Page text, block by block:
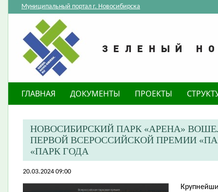
Муниципальный портал г. Новосибирска
ГЛАВНАЯ ДОКУМЕНТЫ ПРОЕКТЫ
НОВОСИБИРСКИЙ ПАРК «АРЕНА»
ПЕРВОЙ ВСЕРОССИЙСКОЙ ПРЕМИИ
«ПАРК ГОДА
20.03.2024 09:00